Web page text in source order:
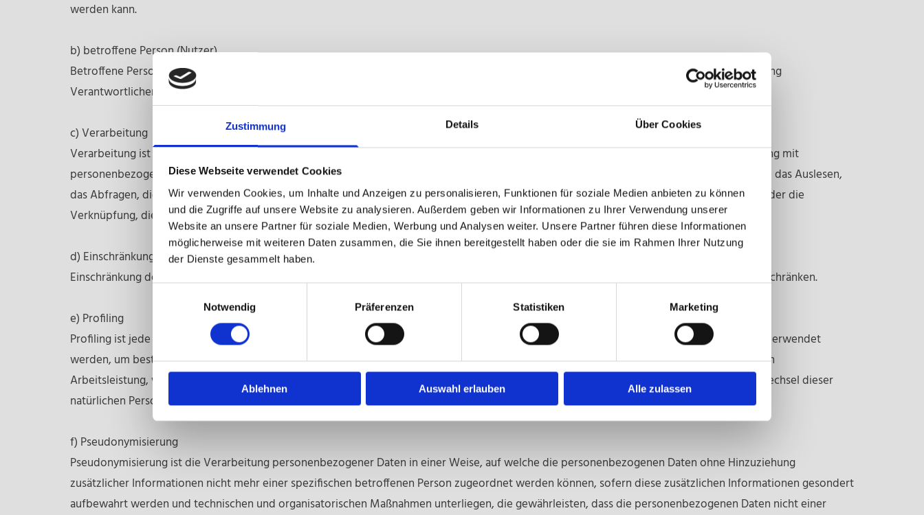
Zustimmung Details Über Cookies
Diese Webseite verwendet Cookies
Wir verwenden Cookies, um Inhalte und Anzeigen zu personalisieren, Funktionen für soziale Medien anbieten zu können
und die Zugriffe auf unsere Website zu analysieren. Außerdem geben wir Informationen zu Ihrer Verwendung unserer
Website an unsere Partner für soziale Medien, Werbung und Analysen weiter. Unsere Partner führen diese Informationen
möglicherweise mit weiteren Daten zusammen, die Sie ihnen bereitgestellt haben oder die sie im Rahmen Ihrer Nutzung
der Dienste gesammelt haben.
Notwendig
Präferenzen Statistiken Marketing
Ablehnen Auswahl erlauben Alle zulassen
werden kann.
b) betroffene Person (Nutzer)
Betroffene Person ist jede identifizierte oder identifizierbare natürliche Person, deren personenbezogene Daten von dem für die Verarbeitung
Verantwortlichen verarbeitet werden.
c) Verarbeitung
Verarbeitung ist jeder mit oder ohne Hilfe automatisierter Verfahren ausgeführte Vorgang oder jede solche Vorgangsreihe im Zusammenhang mit
personenbezogenen Daten wie das Erheben, das Erfassen, die Organisation, das Ordnen, die Speicherung, die Anpassung oder Veränderung, das Auslesen,
das Abfragen, die Verwendung, die Offenlegung durch Übermittlung, Verbreitung oder eine andere Form der Bereitstellung, den Abgleich oder die
Verknüpfung, die Einschränkung, das Löschen oder die Vernichtung.
d) Einschränkung der Verarbeitung
Einschränkung der Verarbeitung ist die Markierung gespeicherter personenbezogener Daten mit dem Ziel, ihre künftige Verarbeitung einzuschränken.
e) Profiling
Profiling ist jede Art der automatisierten Verarbeitung personenbezogener Daten, die darin besteht, dass diese personenbezogenen Daten verwendet
werden, um bestimmte persönliche Aspekte, die sich auf eine natürliche Person beziehen, zu bewerten, insbesondere, um Aspekte bezüglich
Arbeitsleistung, wirtschaftlicher Lage, Gesundheit, persönlicher Vorlieben, Interessen, Zuverlässigkeit, Verhalten, Aufenthaltsort oder Ortswechsel dieser
natürlichen Person zu analysieren oder vorherzusagen.
f) Pseudonymisierung
Pseudonymisierung ist die Verarbeitung personenbezogener Daten in einer Weise, auf welche die personenbezogenen Daten ohne Hinzuziehung
zusätzlicher Informationen nicht mehr einer spezifischen betroffenen Person zugeordnet werden können, sofern diese zusätzlichen Informationen gesondert
aufbewahrt werden und technischen und organisatorischen Maßnahmen unterliegen, die gewährleisten, dass die personenbezogenen Daten nicht einer